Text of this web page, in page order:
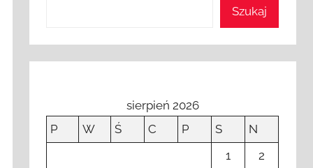
Szukaj
sierpień 2026
P
W Ś C P S
N
1
2